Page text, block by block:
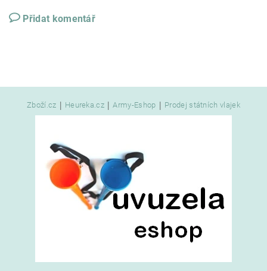
Přidat komentář
Zboží.cz | Heureka.cz | Army-Eshop | Prodej státních vlajek